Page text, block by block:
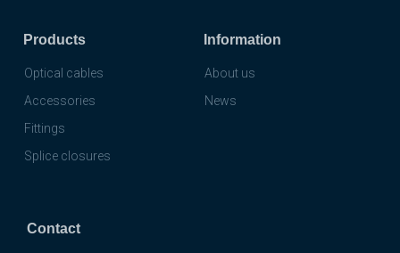
Products
Optical cables
Accessories
Fittings
Splice closures
Information
About us
News
Contact